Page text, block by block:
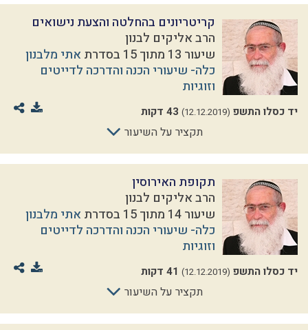
קריטריונים בהחלטה והצעת נישואים
הרב אליקים לבנון
שיעור 13 מתוך 15 בסדרת
אתי מלבנון
כלה- שיעורי הכנה והדרכה לדייטים
וזוגיות
יד כסלו התשפ (12.12.2019) 43 דקות
תקציר על השיעור
תקופת האירוסין
הרב אליקים לבנון
שיעור 14 מתוך 15 בסדרת
אתי מלבנון
כלה- שיעורי הכנה והדרכה לדייטים
וזוגיות
יד כסלו התשפ (12.12.2019) 41 דקות
תקציר על השיעור